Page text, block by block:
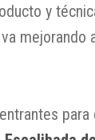
y
mejorando
para